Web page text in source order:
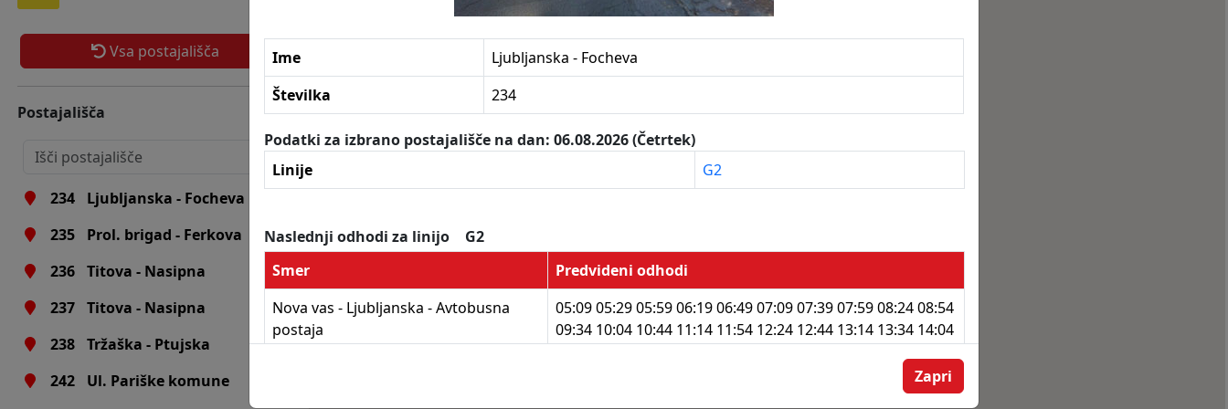
Vsa postajališča
Postajališča
229
UKC - Magdalenski park
231 Ljubljanska - II. gimn.
232
233 Ljubljanska - Focheva
234
Ljubljanska - Focheva
235
Prol. brigad - Ferkova
236 Titova - Nasipna
237 Titova - Nasipna
238 Tržaška - Ptujska
242
Ul. Pariške komune
Ime
Ljubljanska - Focheva
Številka
234
Podatki za izbrano postajališče na dan: 06.08.2026 (Četrtek)
Linije
G2
Naslednji odhodi za linijo
G2
Smer
Predvideni odhodi
Nova vas - Ljubljanska - Avtobusna
postaja
05:09 05:29 05:59 06:19 06:49 07:09 07:39 07:59 08:24 08:54
09:34 10:04 10:44 11:14 11:54 12:24 12:44 13:14 13:34 14:04
Zapri